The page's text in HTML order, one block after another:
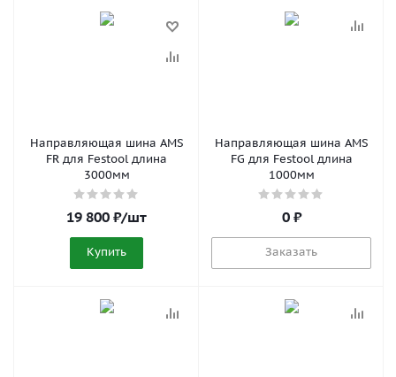
Направляющая шина AMS
FR для Festool длина
3000мм
19 800 ₽/шт
Купить
Направляющая шина AMS
FG для Festool длина
1000мм
0 ₽
Заказать